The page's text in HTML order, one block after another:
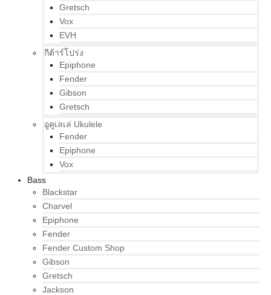
Gretsch
Vox
EVH
กีต้าร์โปร่ง
Epiphone
Fender
Gibson
Gretsch
อูคูเลเล่ Ukulele
Fender
Epiphone
Vox
Bass
Blackstar
Charvel
Epiphone
Fender
Fender Custom Shop
Gibson
Gretsch
Jackson